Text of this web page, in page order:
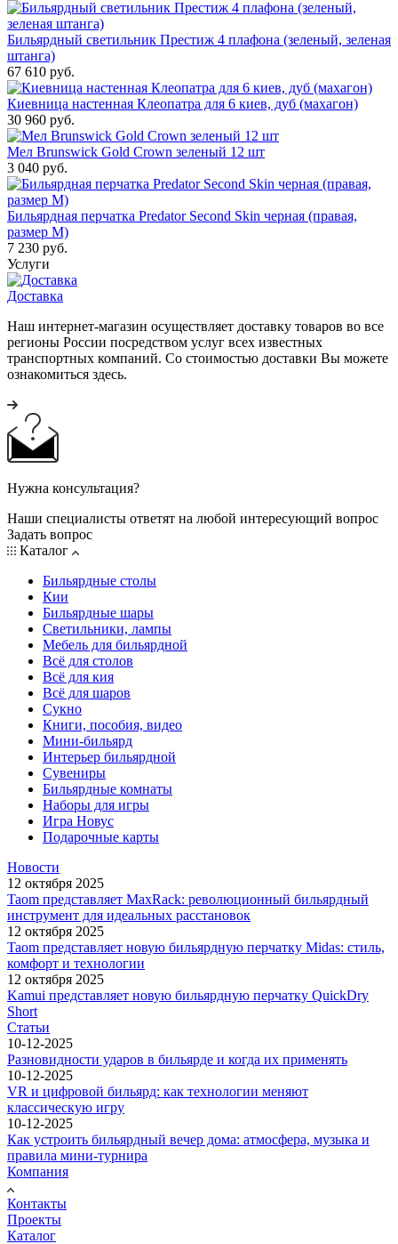
Бильярдный светильник Престиж 4 плафона (зеленый, зеленая
штанга)
67 610 руб.
Киевница настенная Клеопатра для 6 киев, дуб (махагон)
30 960 руб.
Мел Brunswick Gold Crown зеленый 12 шт
3 040 руб.
Бильярдная перчатка Predator Second Skin черная (правая,
размер M)
7 230 руб.
Услуги
Доставка
Наш интернет-магазин осуществляет доставку товаров во все
регионы России посредством услуг всех известных
транспортных компаний. Со стоимостью доставки Вы можете
ознакомиться здесь.
Нужна консультация?
Наши специалисты ответят на любой интересующий вопрос
Задать вопрос
Каталог
Бильярдные столы
Кии
Бильярдные шары
Светильники, лампы
Мебель для бильярдной
Всё для столов
Всё для кия
Всё для шаров
Сукно
Книги, пособия, видео
Мини-бильярд
Интерьер бильярдной
Сувениры
Бильярдные комнаты
Наборы для игры
Игра Новус
Подарочные карты
Новости
12 октября 2025
Taom представляет MaxRack: революционный бильярдный
инструмент для идеальных расстановок
12 октября 2025
Taom представляет новую бильярдную перчатку Midas: стиль,
комфорт и технологии
12 октября 2025
Kamui представляет новую бильярдную перчатку QuickDry
Short
Статьи
10-12-2025
Разновидности ударов в бильярде и когда их применять
10-12-2025
VR и цифровой бильярд: как технологии меняют
классическую игру
10-12-2025
Как устроить бильярдный вечер дома: атмосфера, музыка и
правила мини-турнира
Компания
Контакты
Проекты
Каталог